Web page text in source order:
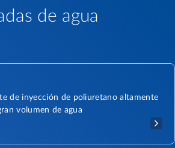
de agua
de inyección de poliuretano altamente
volumen de agua